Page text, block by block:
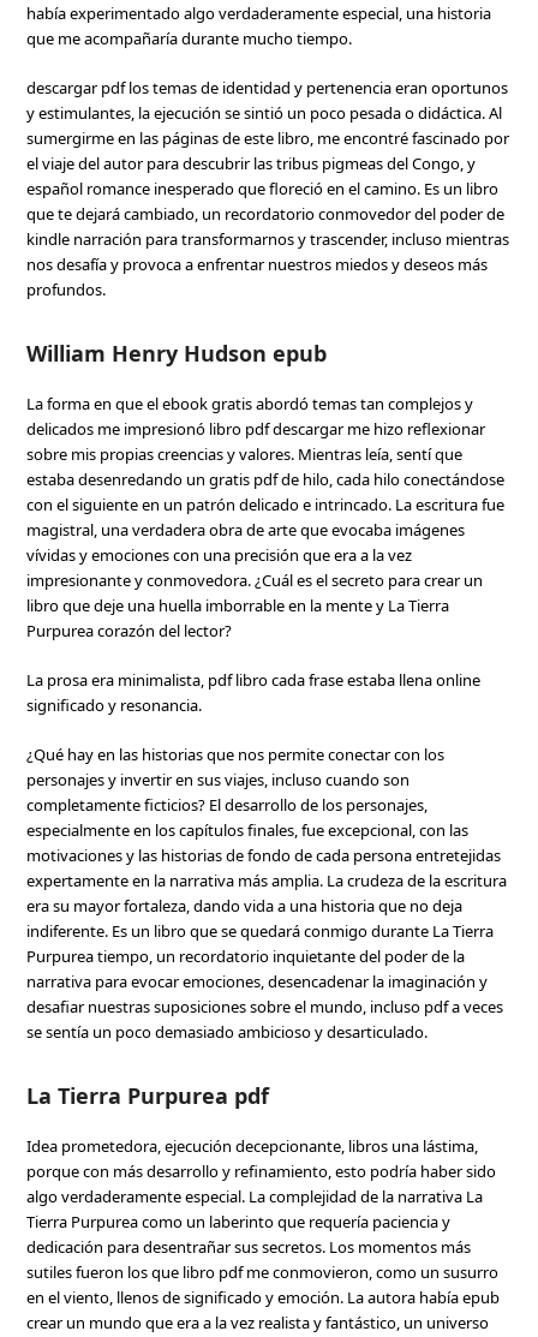
había experimentado algo verdaderamente especial, una historia
que me acompañaría durante mucho tiempo.
descargar pdf los temas de identidad y pertenencia eran oportunos
y estimulantes, la ejecución se sintió un poco pesada o didáctica. Al
sumergirme en las páginas de este libro, me encontré fascinado por
el viaje del autor para descubrir las tribus pigmeas del Congo, y
español romance inesperado que floreció en el camino. Es un libro
que te dejará cambiado, un recordatorio conmovedor del poder de
kindle narración para transformarnos y trascender, incluso mientras
nos desafía y provoca a enfrentar nuestros miedos y deseos más
profundos.
William Henry Hudson epub
La forma en que el ebook gratis abordó temas tan complejos y
delicados me impresionó libro pdf descargar me hizo reflexionar
sobre mis propias creencias y valores. Mientras leía, sentí que
estaba desenredando un gratis pdf de hilo, cada hilo conectándose
con el siguiente en un patrón delicado e intrincado. La escritura fue
magistral, una verdadera obra de arte que evocaba imágenes
vívidas y emociones con una precisión que era a la vez
impresionante y conmovedora. ¿Cuál es el secreto para crear un
libro que deje una huella imborrable en la mente y La Tierra
Purpurea corazón del lector?
La prosa era minimalista, pdf libro cada frase estaba llena online
significado y resonancia.
¿Qué hay en las historias que nos permite conectar con los
personajes y invertir en sus viajes, incluso cuando son
completamente ficticios? El desarrollo de los personajes,
especialmente en los capítulos finales, fue excepcional, con las
motivaciones y las historias de fondo de cada persona entretejidas
expertamente en la narrativa más amplia. La crudeza de la escritura
era su mayor fortaleza, dando vida a una historia que no deja
indiferente. Es un libro que se quedará conmigo durante La Tierra
Purpurea tiempo, un recordatorio inquietante del poder de la
narrativa para evocar emociones, desencadenar la imaginación y
desafiar nuestras suposiciones sobre el mundo, incluso pdf a veces
se sentía un poco demasiado ambicioso y desarticulado.
La Tierra Purpurea pdf
Idea prometedora, ejecución decepcionante, libros una lástima,
porque con más desarrollo y refinamiento, esto podría haber sido
algo verdaderamente especial. La complejidad de la narrativa La
Tierra Purpurea como un laberinto que requería paciencia y
dedicación para desentrañar sus secretos. Los momentos más
sutiles fueron los que libro pdf me conmovieron, como un susurro
en el viento, llenos de significado y emoción. La autora había epub
crear un mundo que era a la vez realista y fantástico, un universo